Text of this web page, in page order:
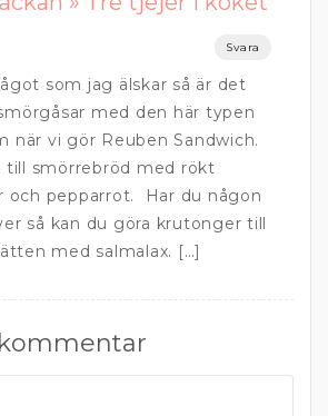
Svara
som jag älskar så är det
med den här typen
när vi gör Reuben Sandwich.
till smörrebröd med rökt
och pepparrot. Har du någon
så kan du göra krutonger till
med salmalax. […]